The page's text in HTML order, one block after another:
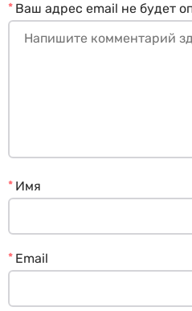
Ваш адрес email не будет
*
Имя
*
Email
*